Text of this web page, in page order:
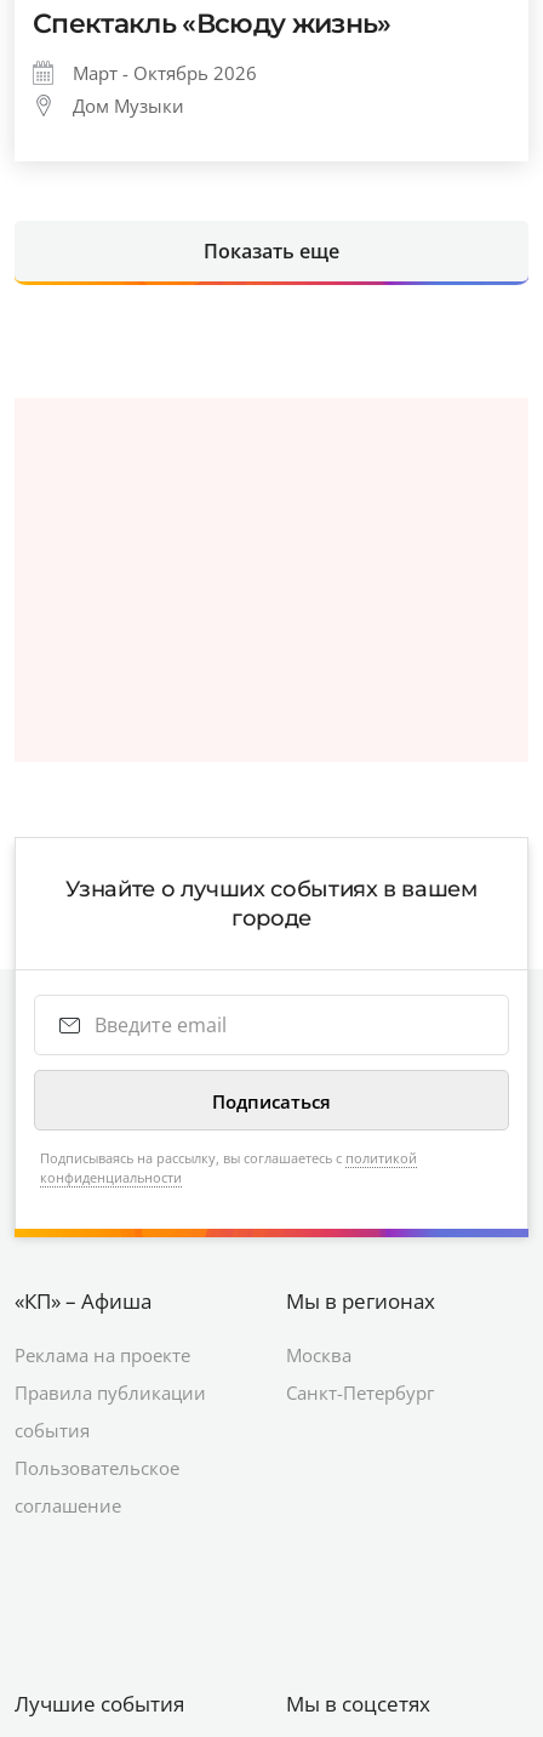
Спектакль «Всюду жизнь»
Март - Октябрь 2026
Дом Музыки
Показать еще
Узнайте о лучших событиях в вашем
городе
Подписываясь на рассылку, вы соглашаетесь с политикой
конфиденциальности
«КП» – Афиша
Реклама на проекте
Правила публикации
события
Пользовательское
соглашение
Мы в регионах
Москва
Санкт-Петербург
Лучшие события Мы в соцсетях